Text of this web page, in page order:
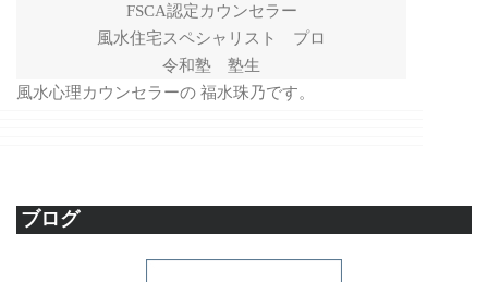
FSCA認定カウンセラー
風水住宅スペシャリスト プロ
令和塾 塾生
風水心理カウンセラーの 福水珠乃です。
ブログ